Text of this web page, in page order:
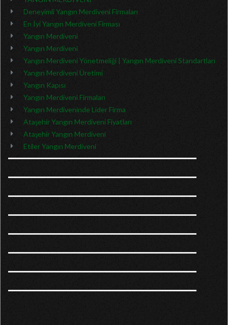
Deneyimli Yangın Merdiveni Firmaları
En İyi Yangın Merdiveni Firması
Yangın Merdiveni
Yangın Merdiveni
Yangın Merdiveni Yönetmeliği | Yangın Merdiveni Standartları
Yangın Merdiveni Üretimi
Yangın Kapısı
Yangın Merdiveni Firmaları
Yangın Merdiveninde Lider Firma
Ataşehir Yangın Merdiveni Fiyatları
Ataşehir Yangın Merdiveni
Etiler Yangın Merdiveni